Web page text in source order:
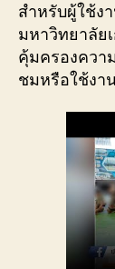
สำหรับผู้ใช้ง
มหาวิทยาลัย
คุ้มครองควา
ชมหรือใช้งา